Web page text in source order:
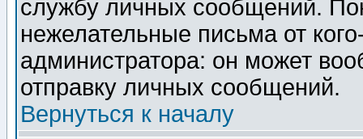
службу личных сообщений.
нежелательные письма от
администратора: он может
отправку личных сообщений.
Вернуться к началу